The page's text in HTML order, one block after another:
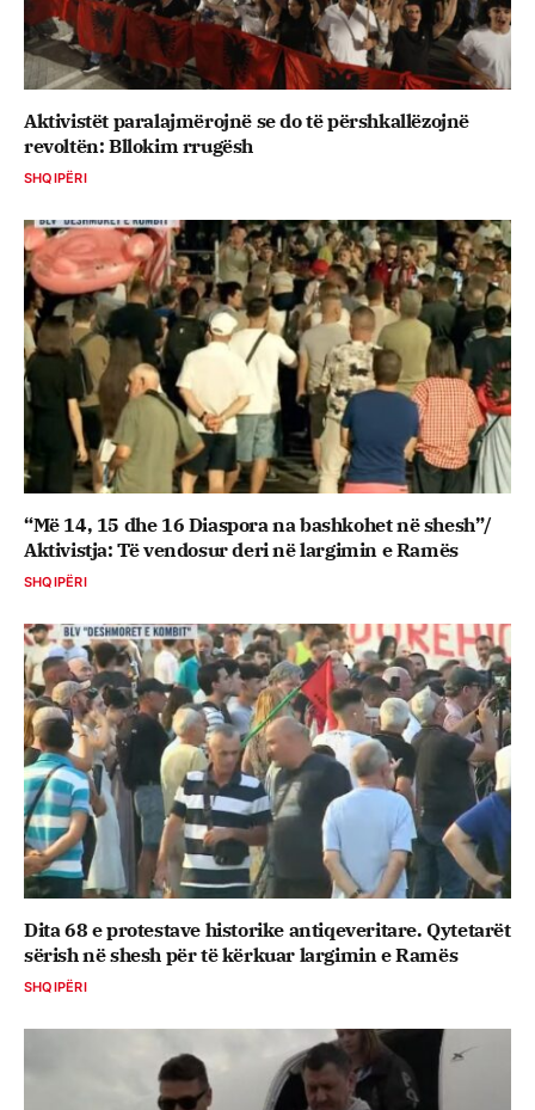
Aktivistët paralajmërojnë se do të përshkallëzojnë
revoltën: Bllokim rrugësh
SHQIPËRI
“Më 14, 15 dhe 16 Diaspora na bashkohet në shesh”/
Aktivistja: Të vendosur deri në largimin e Ramës
SHQIPËRI
Dita 68 e protestave historike antiqeveritare. Qytetarët
sërish në shesh për të kërkuar largimin e Ramës
SHQIPËRI